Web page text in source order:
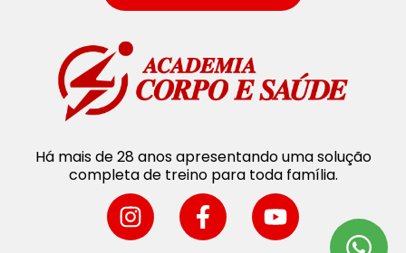
Há mais de 28 anos apresentando uma solução
completa de treino para toda família.